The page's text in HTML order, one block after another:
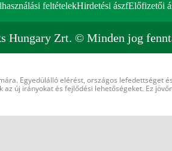
feltételekHirdetési ászfElőfizetői
Hungary Zrt. © Minden jog
Egyedülálló elérést, országos lefedettséget
új irányokat és fejlődési lehetőségeket. Ez